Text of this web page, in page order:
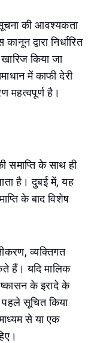
की आवश्यकता
द्वारा निर्धारित
किया जा
में काफी देरी
महत्वपूर्ण है।
समाप्ति के साथ ही
है। दुबई में, यह
के बाद विशेष
व्यक्तिगत
हैं। यदि मालिक
के इरादे के
सूचित किया
से या एक